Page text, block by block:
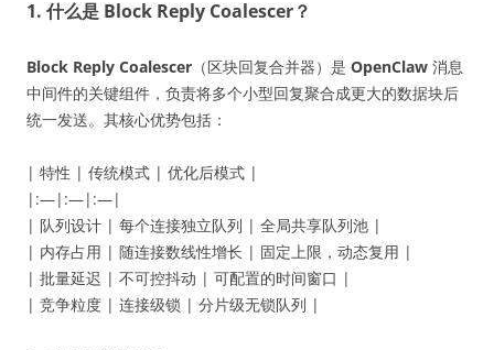
1. 什么是 Block Reply Coalescer？
Block Reply Coalescer （区块回复合并器）是 OpenClaw 消息
中间件的关键组件，负责将多个小型回复聚合成更大的数据块后
统一发送。其核心优势包括：
| 特性 | 传统模式 | 优化后模式 |
|:—|:—|:—|
| 队列设计 | 每个连接独立队列 | 全局共享队列池 |
| 内存占用 | 随连接数线性增长 | 固定上限，动态复用 |
| 批量延迟 | 不可控抖动 | 可配置的时间窗口 |
| 竞争粒度 | 连接级锁 | 分片级无锁队列 |